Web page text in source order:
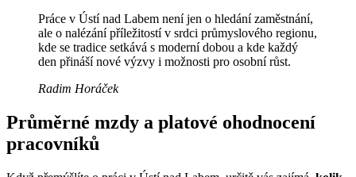
Práce v Ústí nad Labem není jen o hledání zaměstnání,
ale o nalézání příležitostí v srdci průmyslového regionu,
kde se tradice setkává s moderní dobou a kde každý
den přináší nové výzvy i možnosti pro osobní růst.
Radim Horáček
Průměrné mzdy a platové ohodnocení
pracovníků